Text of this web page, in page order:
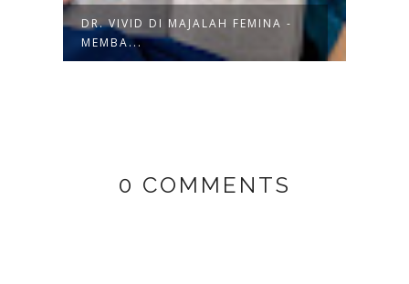
DR. VIVID DI MAJALAH FEMINA -
MEMBA...
0 COMMENTS